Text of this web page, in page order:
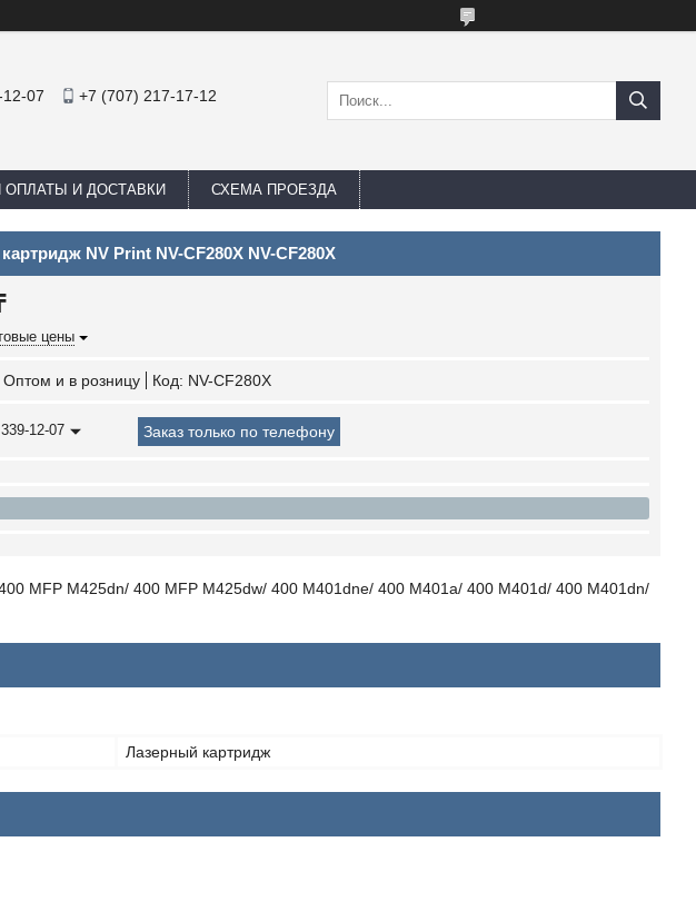
07 +7 (707) 217-17-12
ОПЛАТЫ И ДОСТАВКИ СХЕМА ПРОЕЗДА
NV Print NV-CF280X NV-CF280X
цены
Оптом и в розницу Код: NV-CF280X
12-07 Заказ только по телефону
MFP M425dn/ 400 MFP M425dw/ 400 M401dne/ 400 M401a/ 400 M401d/ 400 M401dn/
Лазерный картридж